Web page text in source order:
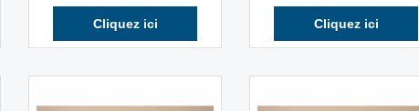
Cliquez ici Cliquez ici